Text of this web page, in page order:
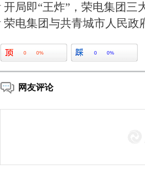
开局即“王炸”，荣电集团三
荣电集团与共青城市人民政
0 0% 0 0%
网友评论